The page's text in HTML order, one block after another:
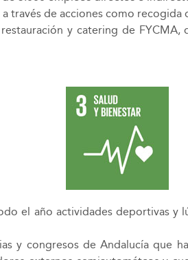
través de acciones como
y catering de
el año actividades deportivas
y congresos de Andalucía